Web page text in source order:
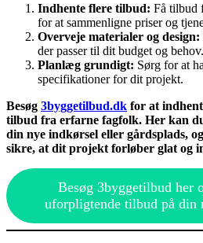
Indhente flere tilbud: Få tilbud
for at sammenligne priser og
Overveje materialer og design:
der passer til dit budget og behov.
Planlæg grundigt: Sørg for at
specifikationer for dit projekt.
Besøg 3byggetilbud.dk for at
tilbud fra erfarne fagfolk. Her kan
din nye indkørsel eller gårdsplads,
sikre, at dit projekt forløber glat og
Besøg 3byggetilbud her
uforpligtende tilbud på din